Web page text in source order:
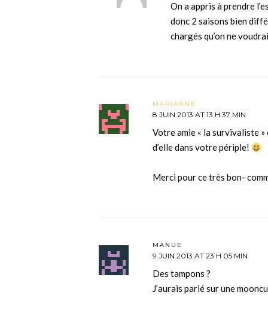
On a appris à prendre
donc 2 saisons bien
chargés qu’on ne
MARIANNE
8 JUIN 2013 AT 13 H 37 MIN
Votre amie « la survivaliste
d’elle dans votre périple!
Merci pour ce très bon-
MANUE
9 JUIN 2013 AT 23 H 05 MIN
Des tampons ?
J’aurais parié sur une